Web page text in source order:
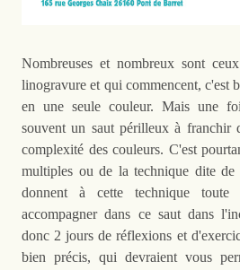
Nombreuses et nombreux sont
linogravure et qui commencent, c'est
en une seule couleur. Mais une
souvent un saut périlleux à franchir
complexité des couleurs. C'est
multiples ou de la technique dite
donnent à cette technique
accompagner dans ce saut dans
donc 2 jours de réflexions et
bien précis, qui devraient vous